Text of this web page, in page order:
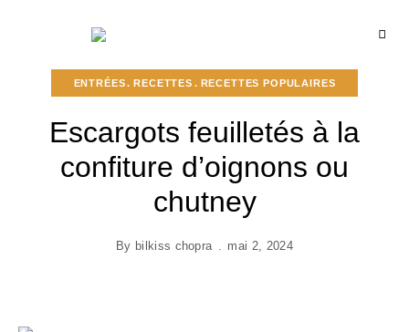
l'Inde
et
de
ENTRÉES RECETTES RECETTES POPULAIRES
Escargots feuilletés à la
confiture d’oignons ou
chutney
By bilkiss chopra mai 2, 2024